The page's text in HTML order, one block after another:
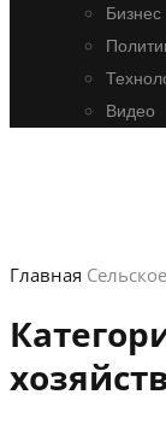
Бизнес
Видео
Главная